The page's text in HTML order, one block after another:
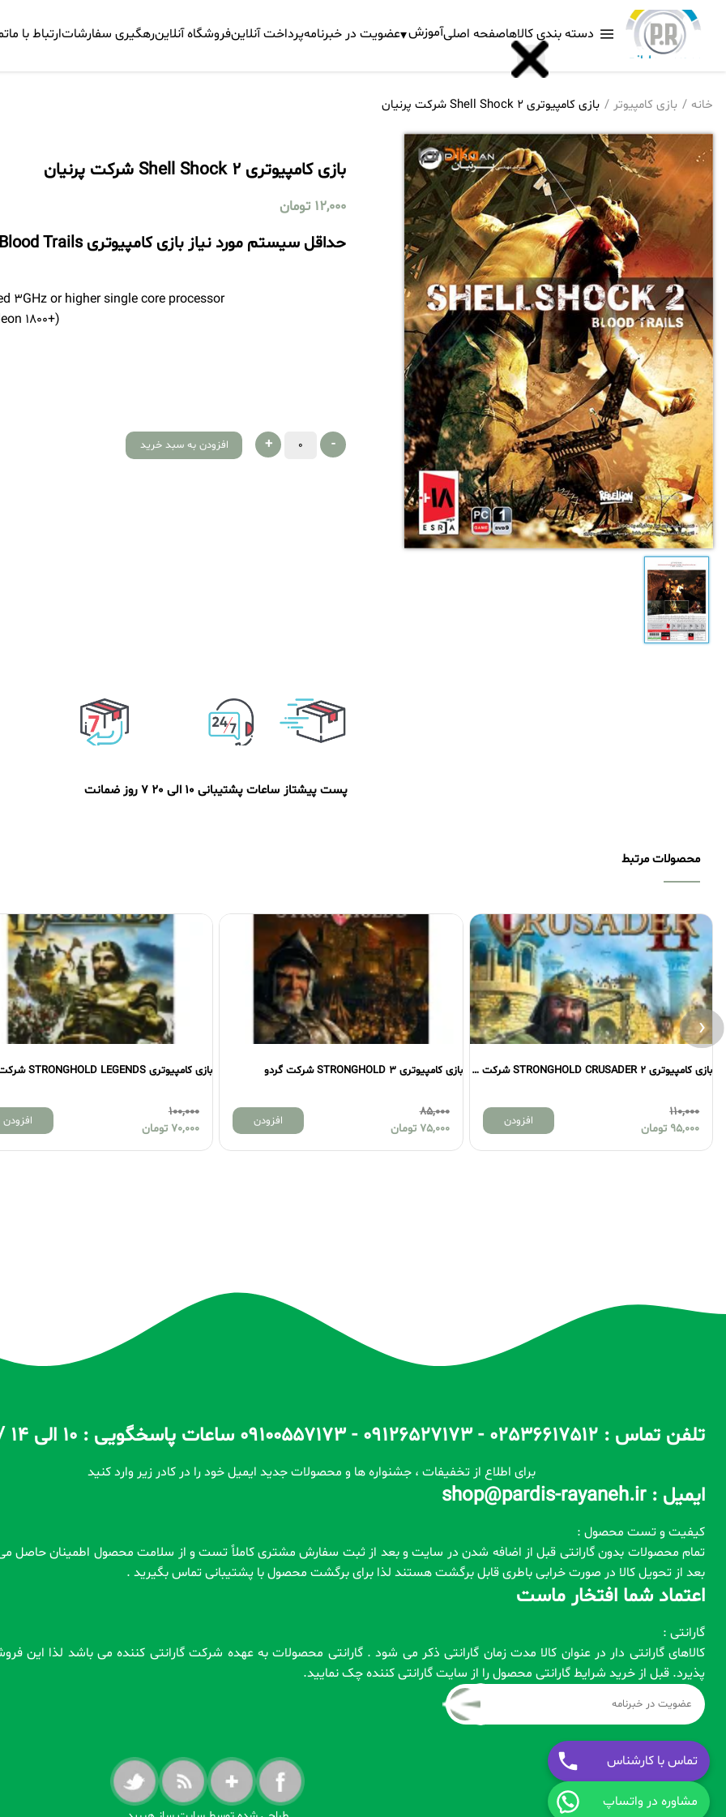
دسته بندی کالاهاصفحه اصلیآموزش عضویت در خبرنامهپرداخت آنلاینفروشگاه آنلاینرهگیری سفارشاتارتباط با ما
خانه بازی کامپیوتر بازی کامپیوتری Shell Shock 2 شرکت پرنیان
بازی کامپیوتری Shell Shock 2 شرکت پرنیان
12,000 تومان
حداقل سیستم مورد نیاز بازی کامپیوتری ShellShock 2 Blood Trails پرنیان
3GHz or higher single core processor
1800+)
-
+ افزودن به سبد خرید
پست پیشتاز ساعات پشتیبانی 10 الی 20 7 روز ضمانت
محصولات مرتبط
بازی کامپیوتری STRONGHOLD 3 شرکت گردو
85,000
75,000 تومان
افزودن
بازی کامپیوتری STRONGHOLD LEGENDS شرکت پرنیان
100,000
70,000 تومان
افزودن
بازی کامپیوتر BATTLEFIELD 4 شرکت گردو
355,000
330,000 تومان
افزودن
‹
تماس با کارشناس
مشاوره در واتساپ
تلفن تماس : 02536617512 - 09126527173 - 09100557173 ساعات پاسخگویی : 10 الی 14 / 17 الی 22
برای اطلاع از تخفیفات ، جشنواره ها و محصولات جدید ایمیل خود را در کادر زیر وارد کنید
ایمیل : shop@pardis-rayaneh.ir
کیفیت و تست محصول :
بعد از تحویل کالا در صورت خرابی باطری قابل برگشت هستند لذا برای برگشت محصول با پشتیبانی تماس بگیرید .
اعتماد شما افتخار ماست
گارانتی :
کالاهای گارانتی دار در عنوان کالا مدت زمان گارانتی ذکر می شود . گارانتی محصولات به عهده شرکت گارانتی کننده می باشد لذا این
پذیرد. قبل از خرید شرایط گارانتی محصول را از سایت گارانتی کننده چک نمایید.